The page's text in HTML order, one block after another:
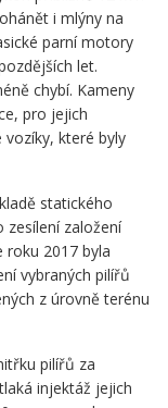
i mlýny na
parní motory
let.
chybí. Kameny
pro jejich
které byly
statického
zesílení založení
2017 byla
vybraných pilířů
z úrovně terénu
pilířů za
injektáž jejich